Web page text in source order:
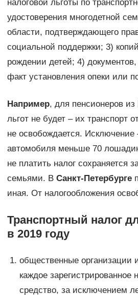
налоговой льготы по
удостоверения многодетной
области, подтверждающего
социальной поддержки; 3)
рождении детей; 4)
факт установления опеки или
Например, для пенсионеров из
льгот не будет – их транспорт
не освобождается.
автомобиля меньше 70
не платить налог сохраняется
семьями. В Санкт-Петербурге
иная. От налогообложения
Транспортный налог
в 2019 году
общественные организации
каждое зарегистрированное
средство, за исключением